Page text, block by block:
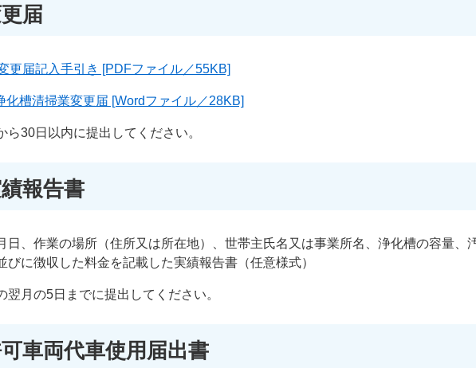
届
更届記入手引き [PDFファイル／55KB]
化槽清掃業変更届 [Wordファイル／28KB]
ら30日以内に提出してください。
報告書
日、作業の場所（住所又は所在地）、世帯主氏名又は事業所名、浄化槽の容量、
びに徴収した料金を記載した実績報告書（任意様式）
翌月の5日までに提出してください。
車両代車使用届出書